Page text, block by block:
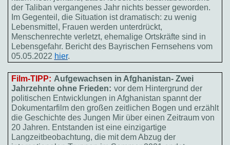
der Taliban vergangenes Jahr nichts besser geworden.
Im Gegenteil, die Situation ist dramatisch: zu wenig
Lebensmittel, Frauen werden unterdrückt,
Menschenrechte verletzt, ehemalige Ortskräfte sind in
Lebensgefahr. Bericht des Bayrischen Fernsehens vom
05.05.2022 hier.
Film-TIPP: Aufgewachsen in Afghanistan- Zwei
Jahrzehnte ohne Frieden: vor dem Hintergrund der
politischen Entwicklungen in Afghanistan spannt der
Dokumentarfilm den großen zeitlichen Bogen und erzählt
die Geschichte des Jungen Mir über einen Zeitraum von
20 Jahren. Entstanden ist eine einzigartige
Langzeitbeobachtung, die mit dem Abzug der